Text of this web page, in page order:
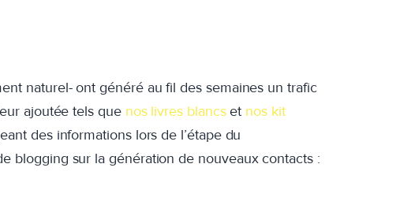
naturel- ont généré au fil des semaines un trafic
ajoutée tels que nos livres blancset nos kit
des informations lors de l’étape du
blogging sur la génération de nouveaux contacts :